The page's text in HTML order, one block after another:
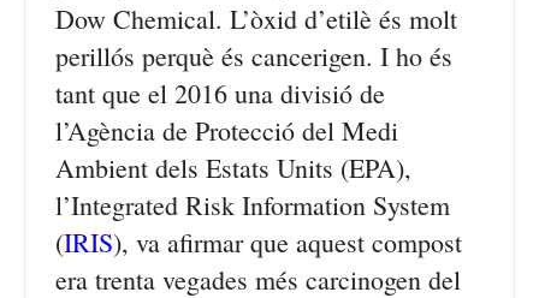
Dow Chemical. L’òxid d’etilè és molt
perillós perquè és cancerigen. I ho és
tant que el 2016 una divisió de
l’Agència de Protecció del Medi
Ambient dels Estats Units (EPA),
l’Integrated Risk Information System
(IRIS), va afirmar que aquest compost
era trenta vegades més carcinogen del